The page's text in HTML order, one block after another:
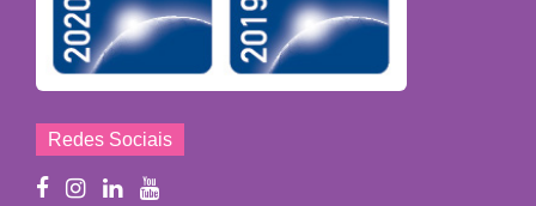
Redes Sociais